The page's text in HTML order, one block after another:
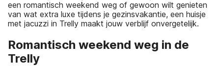
een romantisch weekend weg of gewoon wilt genieten
van wat extra luxe tijdens je gezinsvakantie, een huisje
met jacuzzi in Trelly maakt jouw verblijf onvergetelijk.
Romantisch weekend weg in de
Trelly